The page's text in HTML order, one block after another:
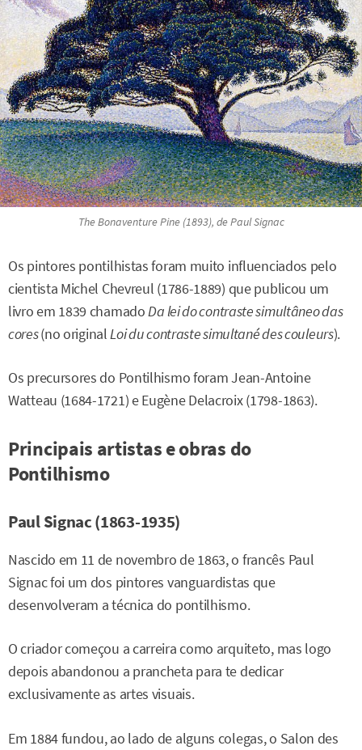
The Bonaventure Pine (1893), de Paul Signac
Os pintores pontilhistas foram muito influenciados pelo
cientista Michel Chevreul (1786-1889) que publicou um
livro em 1839 chamadoDa lei do contraste simultâneo das
cores(no originalLoi du contraste simultané des couleurs).
Os precursores do Pontilhismo foram Jean-Antoine
Watteau (1684-1721) e Eugène Delacroix (1798-1863).
Principais artistas e obras do
Pontilhismo
Paul Signac (1863-1935)
Nascido em 11 de novembro de 1863, o francês Paul
Signac foi um dos pintores vanguardistas que
desenvolveram a técnica do pontilhismo.
O criador começou a carreira como arquiteto, mas logo
depois abandonou a prancheta para te dedicar
exclusivamente as artes visuais.
Em 1884 fundou, ao lado de alguns colegas, o Salon des